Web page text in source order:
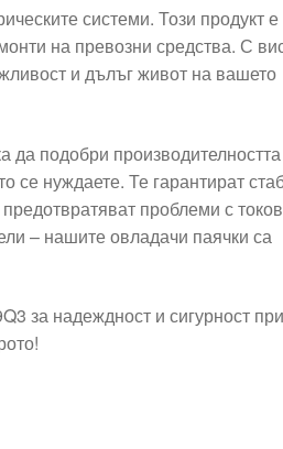
системи. Този продукт е
на превозни средства. С
и дълъг живот на вашето
да подобри
се нуждаете. Те гарантират
проблеми с
– нашите овладачи паячки са
за надеждност и сигурност